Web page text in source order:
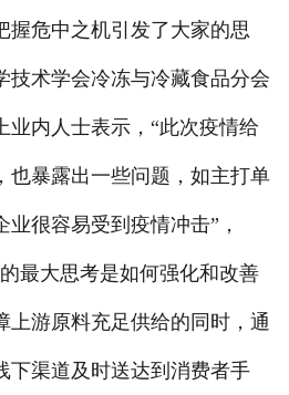
握危中之机引发了大家的思
技术学会冷冻与冷藏食品分会
业内人士表示，“此次疫情给
也暴露出一些问题，如主打单
很容易受到疫情冲击”，
最大思考是如何强化和改善
上游原料充足供给的同时，通
下渠道及时送达到消费者手